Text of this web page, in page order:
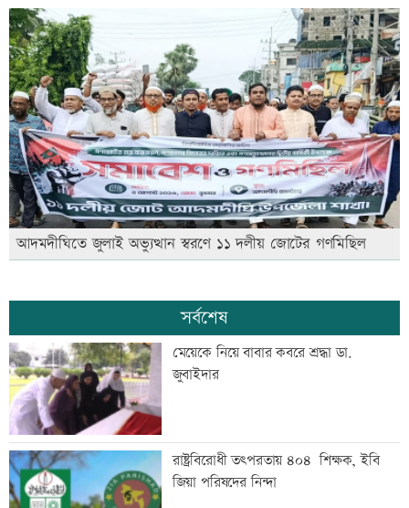
আদমদীঘিতে জুলাই অভ্যুত্থান স্বরণে ১১ দলীয় জোটের গণমিছিল
সর্বশেষ
মেয়েকে নিয়ে বাবার কবরে শ্রদ্ধা ডা.
জুবাইদার
রাষ্ট্রবিরোধী তৎপরতায় ৪০৪ শিক্ষক, ইবি
জিয়া পরিষদের নিন্দা